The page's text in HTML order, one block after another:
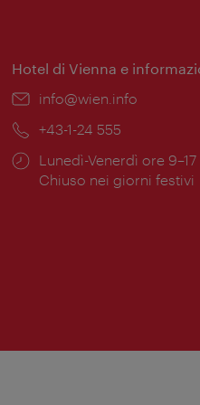
Hotel di Vienna e
Email:
info@wien.info
Telefono:
+43-1-24 555
Orari
di
Lunedì-Venerdì ore 9–17
Chiuso nei giorni festivi